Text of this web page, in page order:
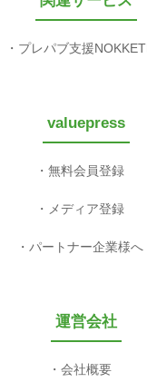
プレパブ支援
valuepress
無料会員登録
メディア登録
パートナー企業様へ
運営会社
会社概要